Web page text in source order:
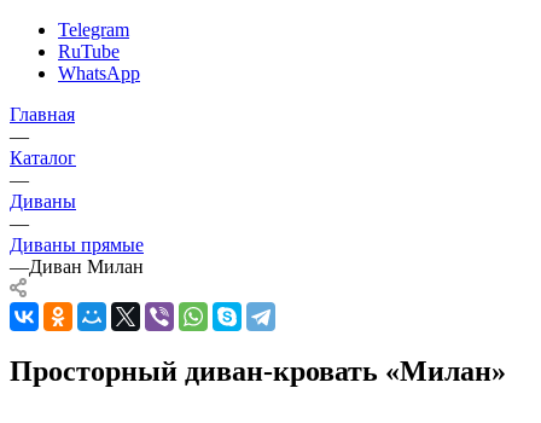
Telegram
RuTube
WhatsApp
Главная
—
Каталог
—
Диваны
—
Диваны прямые
—Диван Милан
Просторный диван-кровать «Милан»